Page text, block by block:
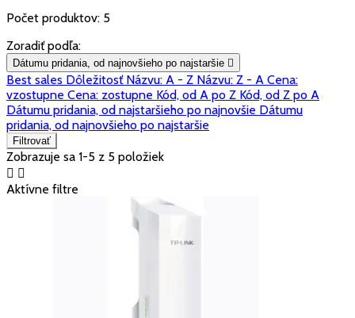
Počet produktov: 5
Zoradiť podľa:
Dátumu pridania, od najnovšieho po najstaršie 
Best sales Dôležitosť Názvu: A - Z Názvu: Z - A Cena:
vzostupne Cena: zostupne Kód, od A po Z Kód, od Z po A
Dátumu pridania, od najstaršieho po najnovšie Dátumu
pridania, od najnovšieho po najstaršie
Filtrovať
Zobrazuje sa 1-5 z 5 položiek
 
Aktívne filtre